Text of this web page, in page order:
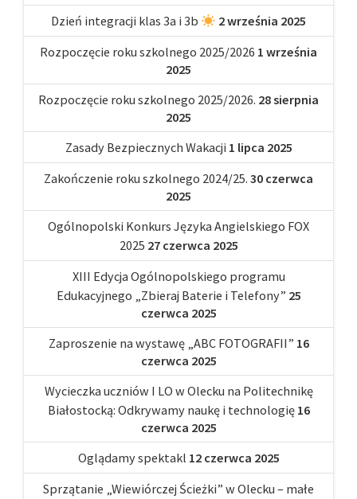
Dzień integracji klas 3a i 3b
2 września 2025
Rozpoczęcie roku szkolnego 2025/2026 1 września
2025
Rozpoczęcie roku szkolnego 2025/2026. 28 sierpnia
2025
Zasady Bezpiecznych Wakacji 1 lipca 2025
Zakończenie roku szkolnego 2024/25. 30 czerwca
2025
Ogólnopolski Konkurs Języka Angielskiego FOX
2025 27 czerwca 2025
XIII Edycja Ogólnopolskiego programu
Edukacyjnego „Zbieraj Baterie i Telefony” 25
czerwca 2025
Zaproszenie na wystawę „ABC FOTOGRAFII” 16
czerwca 2025
Wycieczka uczniów I LO w Olecku na Politechnikę
Białostocką: Odkrywamy naukę i technologię 16
czerwca 2025
Oglądamy spektakl 12 czerwca 2025
Sprzątanie „Wiewiórczej Ścieżki” w Olecku – małe